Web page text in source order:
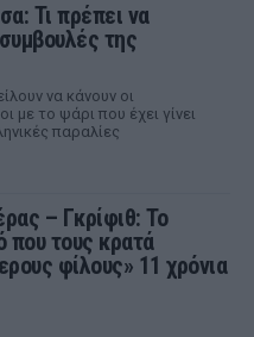
Τι πρέπει να
της
να κάνουν οι
με το ψάρι που έχει γίνει
παραλίες
– Γκρίφιθ: Το
που τους κρατά
φίλους» 11 χρόνια